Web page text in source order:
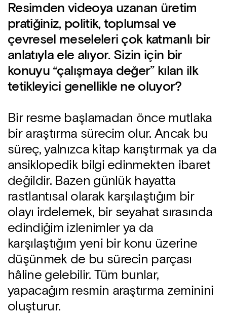
Resimden videoya uzanan üretim
pratiğiniz, politik, toplumsal ve
çevresel meseleleri çok katmanlı bir
anlatıyla ele alıyor. Sizin için bir
konuyu “çalışmaya değer” kılan ilk
tetikleyici genellikle ne oluyor?
Bir resme başlamadan önce mutlaka
bir araştırma sürecim olur. Ancak bu
süreç, yalnızca kitap karıştırmak ya da
ansiklopedik bilgi edinmekten ibaret
değildir. Bazen günlük hayatta
rastlantısal olarak karşılaştığım bir
olayı irdelemek, bir seyahat sırasında
edindiğim izlenimler ya da
karşılaştığım yeni bir konu üzerine
düşünmek de bu sürecin parçası
hâline gelebilir. Tüm bunlar,
yapacağım resmin araştırma zeminini
oluşturur.